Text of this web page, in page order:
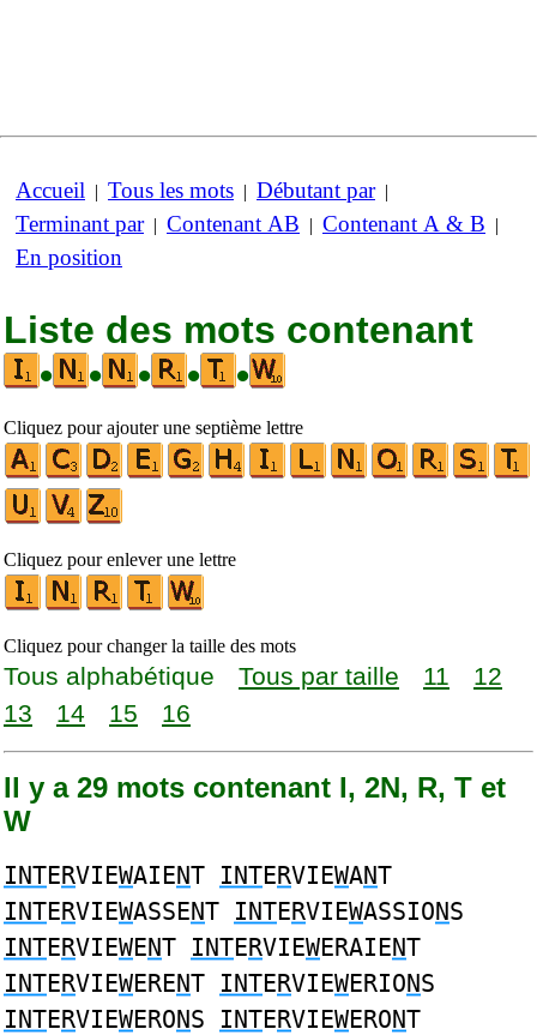
Accueil | Tous les mots | Débutant par|
Terminant par| Contenant AB | Contenant A & B |
En position
Liste des mots contenant
•
• • • •
Cliquez pour ajouter une septième lettre
Cliquez pour enlever une lettre
Cliquez pour changer la taille des mots
Tous alphabétique Tous par taille 11
12
13
14 15 16
Il y a 29 mots contenant I, 2N, R, T et
W
INTERVIEWAIENT INTERVIEWANT
INTERVIEWASSENT INTERVIEWASSIONS
INTERVIEWENT INTERVIEWERAIENT
INTERVIEWERENT INTERVIEWERIONS
INTERVIEWERONS INTERVIEWERONT